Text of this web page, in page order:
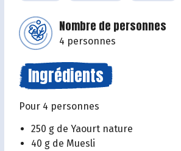
Nombre de personnes
4 personnes
Ingrédients
Pour 4 personnes
250 g de Yaourt nature
40 g de Muesli